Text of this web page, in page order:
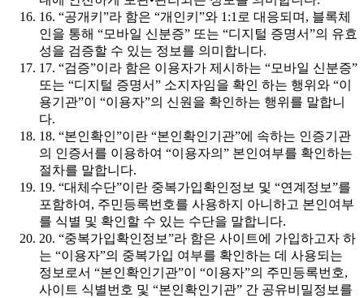
16. “공개키”라 함은 “개인키”와 1:1로 대응되며, 블록체
인을 통해 “모바일 신분증” 또는 “디지털 증명서”의 유효
성을 검증할 수 있는 정보를 의미합니다.
17. “검증”이라 함은 이용자가 제시하는 “모바일 신분증”
또는 “디지털 증명서” 소지자임을 확인 하는 행위와 “이
용기관”이 “이용자”의 신원을 확인하는 행위를 말합니
다.
18. “본인확인”이란 “본인확인기관”에 속하는 인증기관
의 인증서를 이용하여 “이용자의” 본인여부를 확인하는
절차를 말합니다.
19. “대체수단”이란 중복가입확인정보 및 “연계정보”를
포함하여, 주민등록번호를 사용하지 아니하고 본인여부
를 식별 및 확인할 수 있는 수단을 말합니다.
20. “중복가입확인정보”라 함은 사이트에 가입하고자 하
는 “이용자”의 중복가입 여부를 확인하는 데 사용되는
정보로서 “본인확인기관”이 “이용자”의 주민등록번호,
사이트 식별번호 및 “본인확인기관” 간 공유비밀정보를